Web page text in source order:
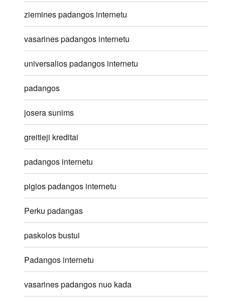
ziemines padangos internetu
vasarines padangos internetu
universalios padangos internetu
padangos
josera sunims
greitieji kreditai
padangos internetu
pigios padangos internetu
Perku padangas
paskolos bustui
Padangos internetu
vasarines padangos nuo kada